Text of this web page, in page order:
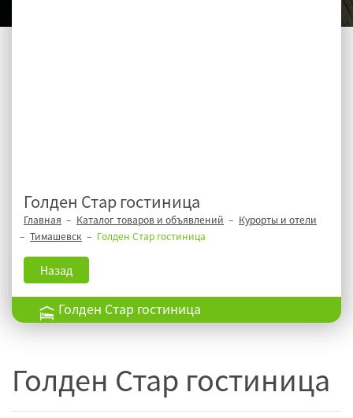
Голден Стар гостиница
Главная Каталог товаров и объявлений
Курорты и отели
Тимашевск
Голден Стар гостиница
Назад
Голден Стар гостиница
Голден Стар гостиница